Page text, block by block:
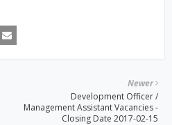
Newer
Development Officer /
Management Assistant Vacancies -
Closing Date 2017-02-15